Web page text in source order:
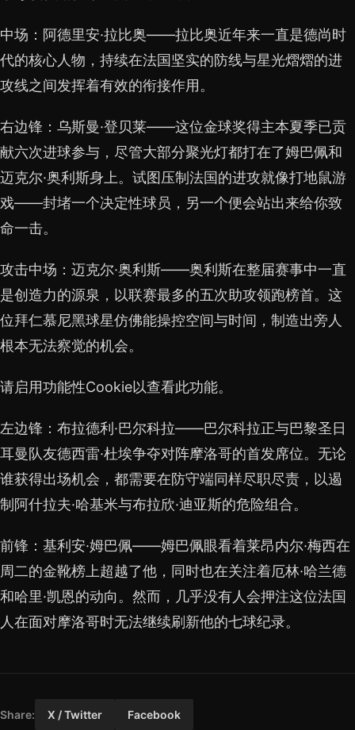
中场：阿德里安·拉比奥——拉比奥近年来一直是德尚时
代的核心人物，持续在法国坚实的防线与星光熠熠的进
攻线之间发挥着有效的衔接作用。
右边锋：乌斯曼·登贝莱——这位金球奖得主本夏季已贡
献六次进球参与，尽管大部分聚光灯都打在了姆巴佩和
迈克尔·奥利斯身上。试图压制法国的进攻就像打地鼠游
戏——封堵一个决定性球员，另一个便会站出来给你致
命一击。
攻击中场：迈克尔·奥利斯——奥利斯在整届赛事中一直
是创造力的源泉，以联赛最多的五次助攻领跑榜首。这
位拜仁慕尼黑球星仿佛能操控空间与时间，制造出旁人
根本无法察觉的机会。
请启用功能性Cookie以查看此功能。
左边锋：布拉德利·巴尔科拉——巴尔科拉正与巴黎圣日
耳曼队友德西雷·杜埃争夺对阵摩洛哥的首发席位。无论
谁获得出场机会，都需要在防守端同样尽职尽责，以遏
制阿什拉夫·哈基米与布拉欣·迪亚斯的危险组合。
前锋：基利安·姆巴佩——姆巴佩眼看着莱昂内尔·梅西在
周二的金靴榜上超越了他，同时也在关注着厄林·哈兰德
和哈里·凯恩的动向。然而，几乎没有人会押注这位法国
人在面对摩洛哥时无法继续刷新他的七球纪录。
Share: X / Twitter Facebook